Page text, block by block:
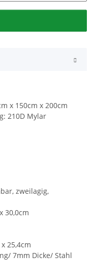
x 150cm x 200cm
210D Mylar
zweilagig,
30,0cm
25,4cm
7mm Dicke/ Stahl